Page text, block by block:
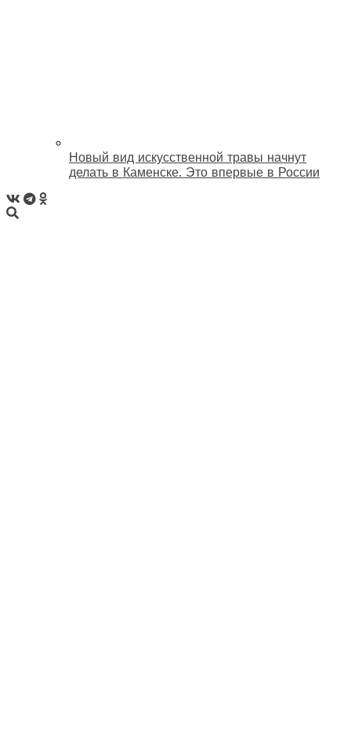
Новый вид искусственной травы начнут
делать в Каменске. Это впервые в России